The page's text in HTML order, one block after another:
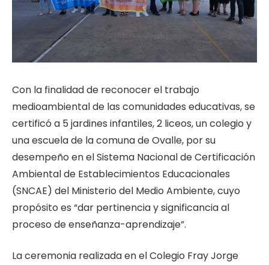
Con la finalidad de reconocer el trabajo
medioambiental de las comunidades educativas, se
certificó a 5 jardines infantiles, 2 liceos, un colegio y
una escuela de la comuna de Ovalle, por su
desempeño en el Sistema Nacional de Certificación
Ambiental de Establecimientos Educacionales
(SNCAE) del Ministerio del Medio Ambiente, cuyo
propósito es “dar pertinencia y significancia al
proceso de enseñanza-aprendizaje”.
La ceremonia realizada en el Colegio Fray Jorge